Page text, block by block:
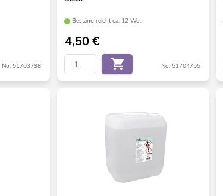
No. 51703798
Bestand reicht ca. 12 Wo.
4,50€
No. 51704755